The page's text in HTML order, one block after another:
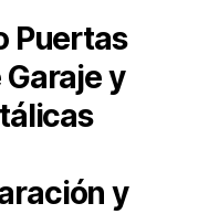
Puertas
y
y